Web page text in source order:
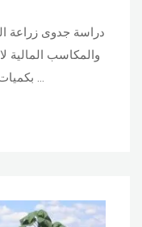
دراسة جدوى زراعة
والمكاسب المالية
بكميات كبيرة لبعض الدول، فهو يمتاز بطعمه …